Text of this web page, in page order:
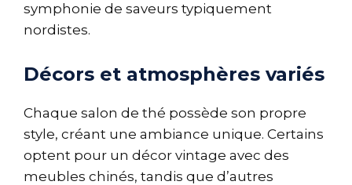
symphonie de saveurs typiquement
nordistes.
Décors et atmosphères variés
Chaque salon de thé possède son propre
style, créant une ambiance unique. Certains
optent pour un décor vintage avec des
meubles chinés, tandis que d’autres